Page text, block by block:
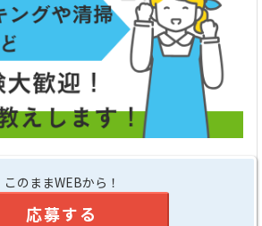
このままWEBから！
応募する